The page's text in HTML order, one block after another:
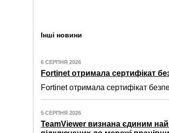
Інші новини
6 СЕРПНЯ 2026
Fortinet отримала сертифікат
Fortinet отримала сертифікат
5 СЕРПНЯ 2026
TeamViewer визнана єдиним